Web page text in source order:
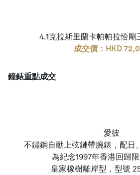
4.1克拉斯里蘭卡帕帕拉恰剛
成交價：HKD
鐘錶重點成交
愛彼
不鏽鋼自動上弦鏈帶腕錶，配日
為紀念1997年香港回歸限
皇家橡樹離岸型，型號